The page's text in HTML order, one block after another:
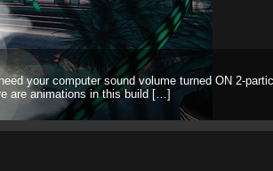
your computer sound volume turned ON 2-
are animations in this build […]